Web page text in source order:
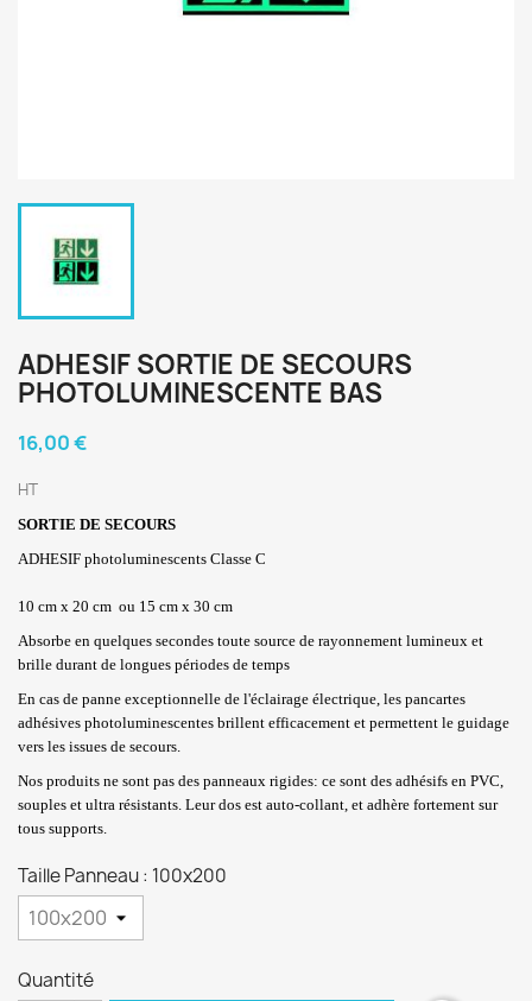
ADHESIF SORTIE DE SECOURS
PHOTOLUMINESCENTE BAS
16,00 €
HT
SORTIE DE SECOURS
ADHESIF photoluminescents Classe C
10 cm x 20 cm ou 15 cm x 30 cm
Absorbe en quelques secondes toute source de rayonnement lumineux et
brille durant de longues périodes de temps
En cas de panne exceptionnelle de l'éclairage électrique, les pancartes
adhésives photoluminescentes brillent efficacement et permettent le guidage
vers les issues de secours.
Nos produits ne sont pas des panneaux rigides: ce sont des adhésifs en PVC,
souples et ultra résistants. Leur dos est auto-collant, et adhère fortement sur
tous supports.
Taille Panneau : 100x200
Quantité